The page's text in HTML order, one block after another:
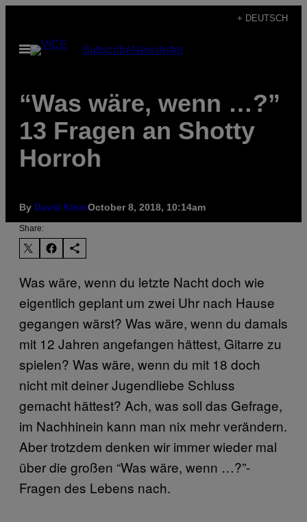
content
+ DEUTSCH
Open
Menu
SubscribeNewsletter
“Was wäre, wenn …?”
13 Fragen an Shotty
Horroh
By David KleinOctober 8, 2018, 10:14am
Share:
Was wäre, wenn du letzte Nacht doch wie
eigentlich geplant um zwei Uhr nach Hause
gegangen wärst? Was wäre, wenn du damals
mit 12 Jahren angefangen hättest, Gitarre zu
spielen? Was wäre, wenn du mit 18 doch
nicht mit deiner Jugendliebe Schluss
gemacht hättest? Ach, was soll das Gefrage,
im Nachhinein kann man nix mehr verändern.
Aber trotzdem denken wir immer wieder mal
über die großen “Was wäre, wenn …?”-
Fragen des Lebens nach.